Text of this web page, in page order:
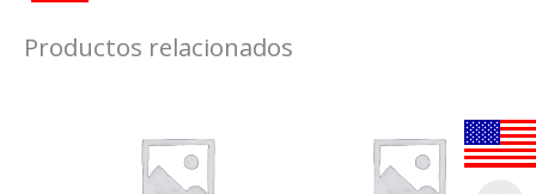
Productos relacionados